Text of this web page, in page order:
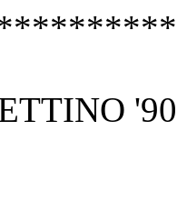
'900